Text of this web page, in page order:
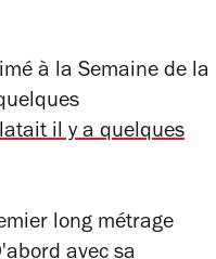
à la Semaine de la
il y a quelques
long métrage
avec sa